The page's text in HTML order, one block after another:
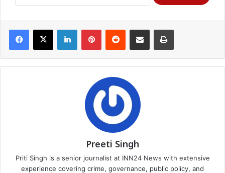
Facebook
X LinkedInPinterestReddit Share via Email Print
Preeti Singh
Priti Singh is a senior journalist at INN24 News with extensive
experience covering crime, governance, public policy, and